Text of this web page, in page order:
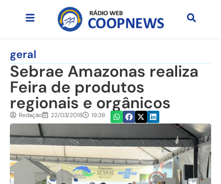
geral
Sebrae Amazonas realiza
Feira de produtos
regionais e orgânicos
Redação 22/03/2018 19:38